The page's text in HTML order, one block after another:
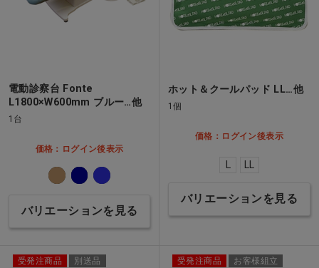
電動診察台 Fonte
L1800×W600mm ブルー…他
1台
価格：ログイン後表示
バリエーションを見る
ホット＆クールパッド LL…他
1個
価格：ログイン後表示
バリエーションを見る
受発注商品 別送品 受発注商品
お客様組立